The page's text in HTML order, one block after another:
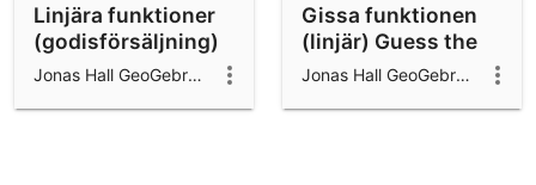
Linjära funktioner
(godisförsäljning)
Jonas Hall GeoGebra ambassador 2024/25
Gissa funktionen
(linjär) Guess the
function (linear).Jonas Hall GeoGebra ambassador 2024/25